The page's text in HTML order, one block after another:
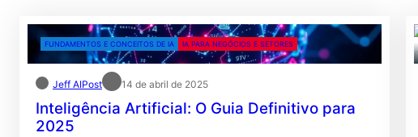
FUNDAMENTOS E CONCEITOS DE IA IA PARA NEGÓCIOS E SETORES
Jeff AIPost 14 de abril de 2025
Inteligência Artificial: O Guia Definitivo para
2025